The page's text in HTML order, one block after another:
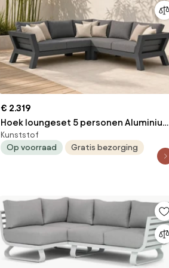
€ 2.319
Hoek loungeset 5 personen Aluminium
Grijs Santika Furniture Santika Yovita
Kunststof
Op voorraad
Gratis bezorging